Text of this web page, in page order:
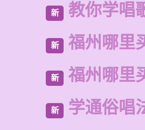
新 教你学唱
新 福州哪里
新 福州哪里
新 学通俗唱